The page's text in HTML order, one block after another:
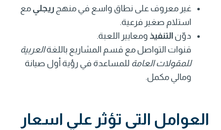
غير معروف على نطاق واسع في منهج ريجلي مع
استلام صغير فرعية.
دوّن التنفيذ ومعايير اللعبة.
قنوات التواصل مع قسم المشاريع باللغةالعربية
للمقولات العامة للمساعدة في رؤية أول صيانة
ومالي مكمل.
العوامل التى تؤثر علي اسعار